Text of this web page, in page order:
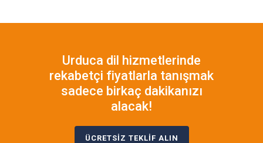
Urduca dil hizmetlerinde
rekabetçi fiyatlarla tanışmak
sadece birkaç dakikanızı
alacak!
ÜCRETSİZ TEKLİF ALIN